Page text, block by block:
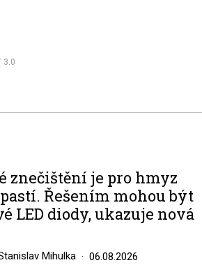
3.0
znečištění je pro hmyz
Řešením mohou být
LED diody, ukazuje nová
Mihulka 06.08.2026